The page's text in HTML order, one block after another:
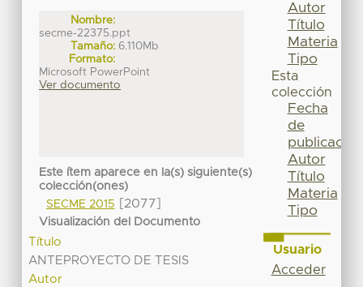
Nombre:
secme-22375.ppt
Tamaño: 6.110Mb
Formato:
Microsoft PowerPoint
Ver documento
Este ítem aparece en la(s) siguiente(s)
colección(ones)
SECME 2015
[2077]
Visualización del Documento
Título
ANTEPROYECTO DE TESIS
Autor
Autor
Título
Materia
Tipo
Esta
colección
Fecha
de
publicación
Autor
Título
Materia
Tipo
Usuario
Acceder